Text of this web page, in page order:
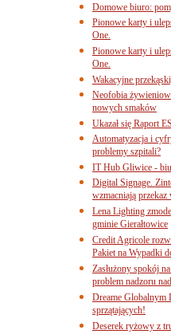
Domowe biuro:
Pionowe karty i
One.
Pionowe karty i
One.
Wakacyjne
Neofobia
nowych smaków
Ukazał się Raport
Automatyzacja i
problemy szpitali?
IT Hub Gliwice -
Digital Signage.
wzmacniają
Lena Lighting
gminie Gierałtowice
Credit Agricole
Pakiet na Wypadki
Zasłużony spokój
problem nadzoru
Dreame Globalnym
sprzątających!
Deserek ryżowy z